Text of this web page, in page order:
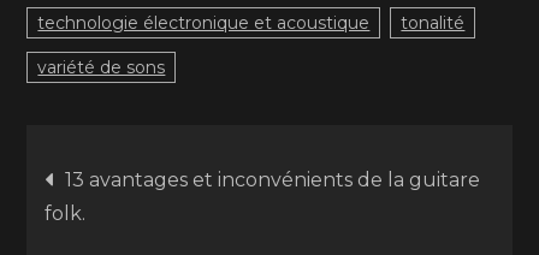
technologie électronique et acoustique tonalité
variété de sons
Navigation
de
13 avantages et inconvénients de la guitare
folk.